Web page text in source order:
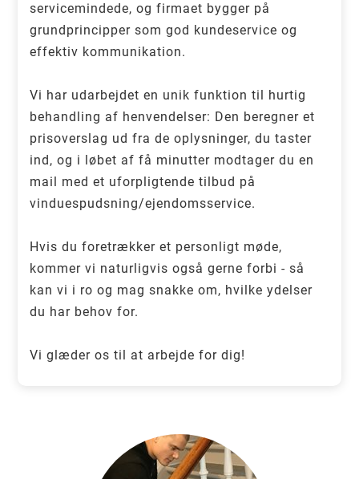
servicemindede, og firmaet bygger på
grundprincipper som god kundeservice og
effektiv kommunikation.
Vi har udarbejdet en unik funktion til hurtig
behandling af henvendelser: Den beregner et
prisoverslag ud fra de oplysninger, du taster
ind, og i løbet af få minutter modtager du en
mail med et uforpligtende tilbud på
vinduespudsning/ejendomsservice.
Hvis du foretrækker et personligt møde,
kommer vi naturligvis også gerne forbi - så
kan vi i ro og mag snakke om, hvilke ydelser
du har behov for.
Vi glæder os til at arbejde for dig!